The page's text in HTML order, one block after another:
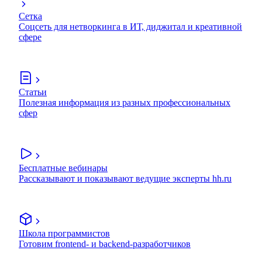
Сетка
Соцсеть для нетворкинга в ИТ, диджитал и креативной
сфере
Статьи
Полезная информация из разных профессиональных
сфер
Бесплатные вебинары
Рассказывают и показывают ведущие эксперты hh.ru
Школа программистов
Готовим frontend- и backend-разработчиков